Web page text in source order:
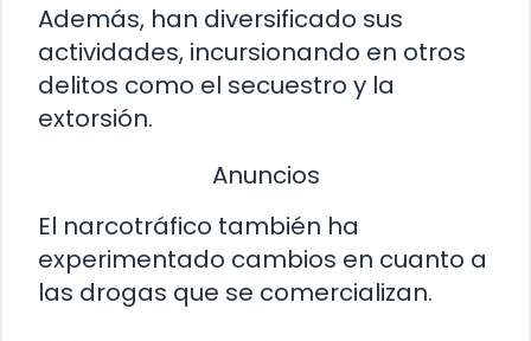
Además, han diversificado sus
actividades, incursionando en otros
delitos como el secuestro y la
extorsión.
Anuncios
El narcotráfico también ha
experimentado cambios en cuanto a
las drogas que se comercializan.